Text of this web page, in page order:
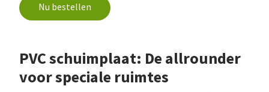
Nu bestellen
PVC schuimplaat: De allrounder
voor speciale ruimtes